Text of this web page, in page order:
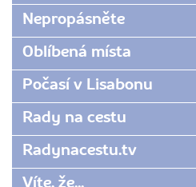
Nepropásněte
Oblíbená místa
Počasí v Lisabonu
Rady na cestu
Radynacestu.tv
Víte, že...